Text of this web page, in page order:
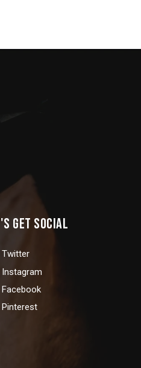
get social
Twitter
Instagram
Facebook
Pinterest